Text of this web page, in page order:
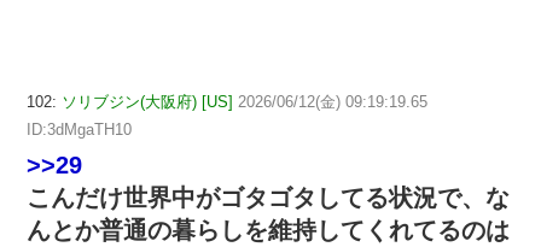
102: ソリブジン(大阪府) [US] 2026/06/12(金) 09:19:19.65
ID:3dMgaTH10
>>29
こんだけ世界中がゴタゴタしてる状況で、な
んとか普通の暮らしを維持してくれてるのは